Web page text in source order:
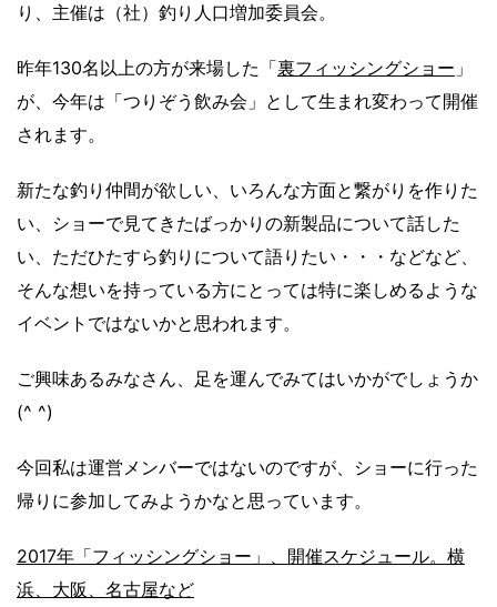
り、主催は（社）釣り人口増加委員会。
昨年130名以上の方が来場した「裏フィッシングショー 」
が、今年は「つりぞう飲み会」として生まれ変わって開催
されます。
新たな釣り仲間が欲しい、いろんな方面と繋がりを作りた
い、ショーで見てきたばっかりの新製品について話した
い、ただひたすら釣りについて語りたい・・・などなど、
そんな想いを持っている方にとっては特に楽しめるような
イベントではないかと思われます。
ご興味あるみなさん、足を運んでみてはいかがでしょうか
(^ ^)
今回私は運営メンバーではないのですが、ショーに行った
帰りに参加してみようかなと思っています。
2017年「フィッシングショー」、開催スケジュール。横
浜、大阪、名古屋など